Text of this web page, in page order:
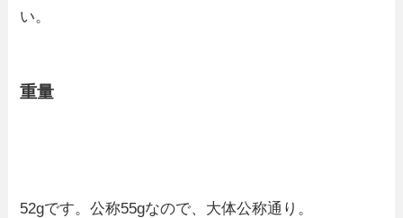
い。
重量
52gです。公称55gなので、大体公称通り。